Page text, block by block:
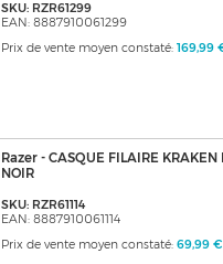
SKU: RZR61299
EAN: 8887910061299
Prix de vente moyen constaté: 169,99
Razer - CASQUE FILAIRE KRAKEN
NOIR
SKU: RZR61114
EAN: 8887910061114
Prix de vente moyen constaté: 69,99 €